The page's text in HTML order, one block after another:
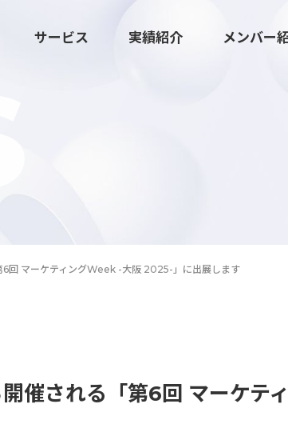
サービス 実績紹介 メンバー
」に出展します｜お知らせ
回 マーケティングWeek -大阪 2025-」に出展します
催される「第6回 マーケテ